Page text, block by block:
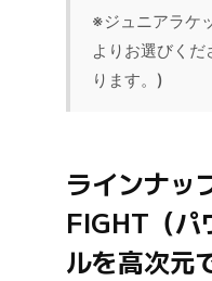
※ジュニアラケ
よりお選びく
ります。)
ラインナ
FIGHT（パ
ルを高次元